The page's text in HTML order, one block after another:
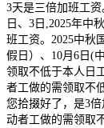
3天是三倍加班工
日、3日,2025年中
班工资。2025中秋
假日）、10月6日(
领取不低于本人日
者工做的需领取不
您拾掇好了，是3
动者工做的需领取